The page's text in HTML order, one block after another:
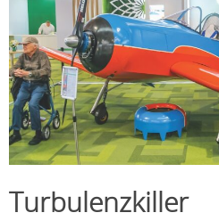
Turbulenzkiller